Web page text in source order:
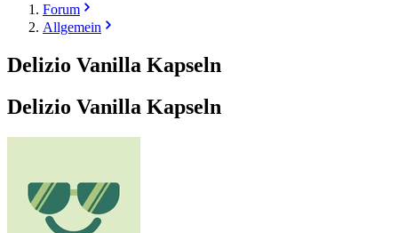
Forum
Allgemein
Delizio Vanilla Kapseln
Delizio Vanilla Kapseln